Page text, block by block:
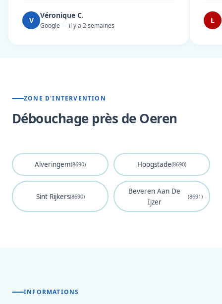
V
Véronique C.
Google — il y a 2 semaines
L
ZONE D'INTERVENTION
Débouchage près de Oeren
Alveringem(8690) Hoogstade(8690)
Sint Rijkers(8690)
Beveren Aan De
Ijzer
(8691)
INFORMATIONS